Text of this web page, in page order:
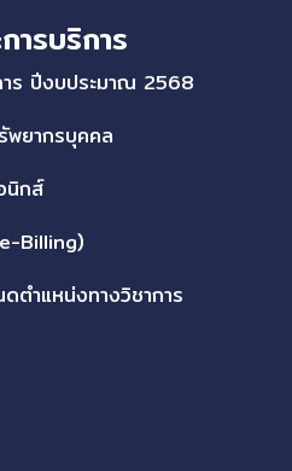
ารบริการ
ร ปีงบประมาณ 2568
พยากรบุคคล
นิกส์
Billing)
ตำแหน่งทางวิชาการ